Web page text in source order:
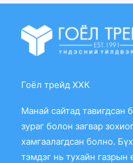
Гоёл трейд ХХК
Манай сайтад тавигдсан
зураг болон загвар
хамгаалагдсан болно.
тэмдэг нь тухайн газрын